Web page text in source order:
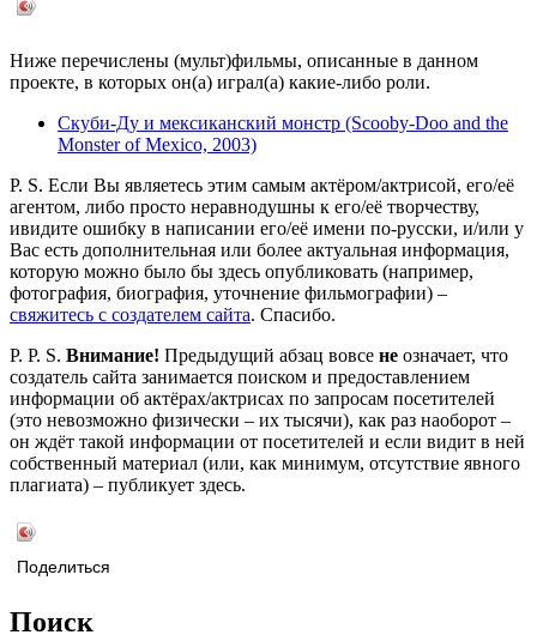
Ниже перечислены (мульт)фильмы, описанные в данном
проекте, в которых он(а) играл(а) какие-либо роли.
Скуби-Ду и мексиканский монстр (Scooby-Doo and the
Monster of Mexico, 2003)
P. S. Если Вы являетесь этим самым актёром/актрисой, его/её
агентом, либо просто неравнодушны к его/её творчеству,
ивидите ошибку в написании его/её имени по-русски, и/или у
Вас есть дополнительная или более актуальная информация,
которую можно было бы здесь опубликовать (например,
фотография, биография, уточнение фильмографии) –
свяжитесь с создателем сайта. Спасибо.
P. P. S. Внимание! Предыдущий абзац вовсе не означает, что
создатель сайта занимается поиском и предоставлением
информации об актёрах/актрисах по запросам посетителей
(это невозможно физически – их тысячи), как раз наоборот –
он ждёт такой информации от посетителей и если видит в ней
собственный материал (или, как минимум, отсутствие явного
плагиата) – публикует здесь.
Поделиться
Поиск